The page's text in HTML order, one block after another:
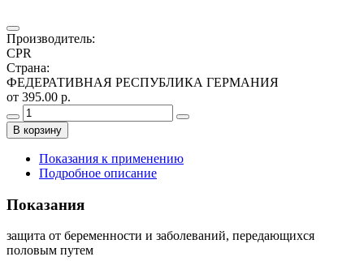
Производитель:
CPR
Страна:
ФЕДЕРАТИВНАЯ РЕСПУБЛИКА ГЕРМАНИЯ
от 395.00 р.
В корзину
Показания к применению
Подробное описание
Показания
защита от беременности и заболеваний, передающихся
половым путем